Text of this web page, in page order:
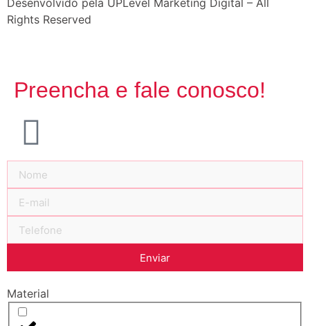
Desenvolvido pela UPLevel Marketing Digital – All
Rights Reserved
Preencha e fale conosco!
Enviar
Material